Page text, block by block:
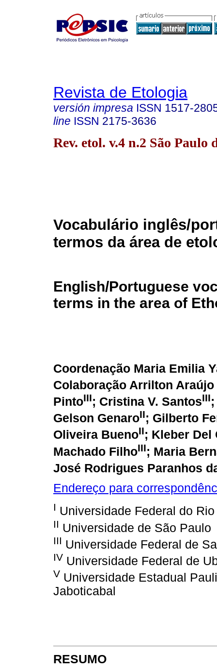
Revista de Etologia
versión impresa ISSN 1517-
line ISSN 2175-3636
Rev. etol. v.4 n.2 São Paulo
Vocabulário inglês/
termos da área de
English/Portuguese
terms in the area of
Coordenação Maria Emilia
Colaboração Arrilton Araújo
PintoIII; Cristina V. SantosIII
Gelson GenaroII; Gilberto
Oliveira BuenoII; Kleber Del
Machado FilhoIII; Maria
José Rodrigues Paranhos
Endereço para
I Universidade Federal do
II Universidade de São Paulo
III Universidade Federal de
IV Universidade Federal de
V Universidade Estadual
Jaboticabal
RESUMO